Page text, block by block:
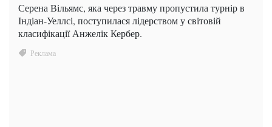
Серена Вільямс, яка через травму пропустила турнір в
Індіан-Уеллсі, поступилася лідерством у світовій
класифікації Анжелік Кербер.